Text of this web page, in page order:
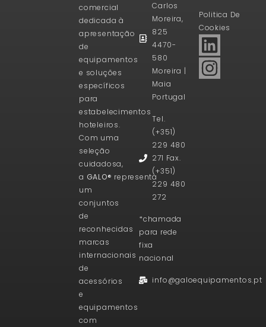
comercial
dedicada à
apresentação
de
equipamentos
e soluções
específicos
para
estabelecimentos
hoteleiros.
Com uma
seleção
cuidadosa,
a GALO® representa
um
conjuntos
de
reconhecidas
marcas
internacionais
de
acessórios
e
equipamentos
com
Carlos
Moreira,
825
4470-
580
Moreira |
Maia
Portugal
Tel.
(+351)
229 480
271 Fax.
(+351)
229 480
272
*chamada
para rede
fixa
nacional
info@galoequipamentos.pt
Politica De
Cookies